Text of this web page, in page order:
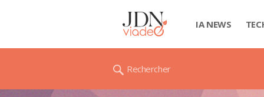
IA NEWS
Rechercher